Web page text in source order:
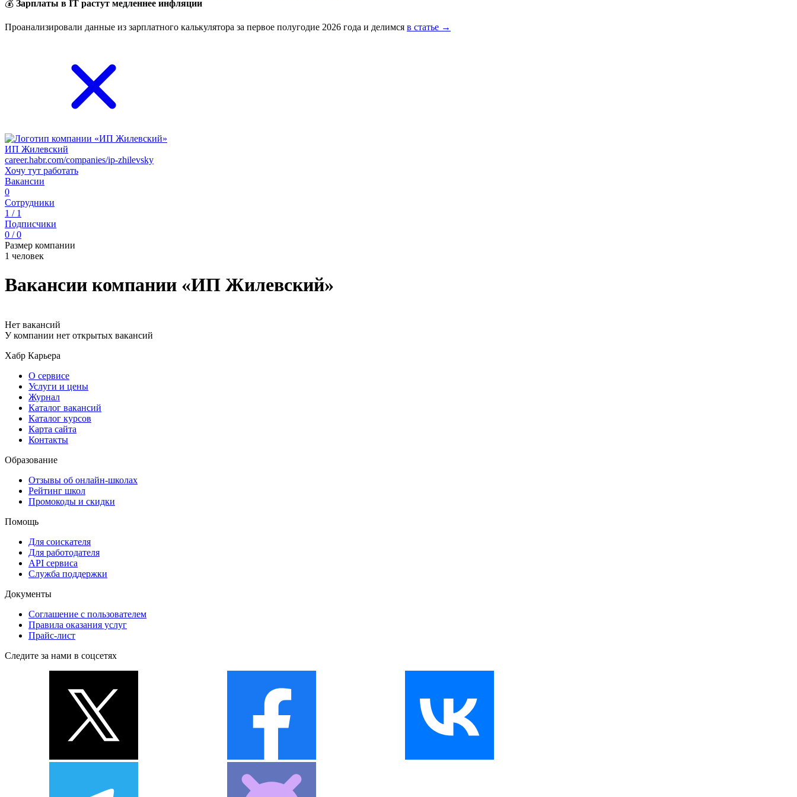
💰 Зарплаты в IT растут медленнее инфляции
Проанализировали данные из зарплатного калькулятора за первое полугодие 2026 года и делимся в статье →
ИП Жилевский
career.habr.com/companies/ip-zhilevsky
Хочу тут работать
Вакансии
0
Сотрудники
1 / 1
Подписчики
0 / 0
Размер компании
1 человек
Вакансии компании «ИП Жилевский»
Нет вакансий
У компании нет открытых вакансий
Хабр Карьера
О сервисе
Услуги и цены
Журнал
Каталог вакансий
Каталог курсов
Карта сайта
Контакты
Образование
Отзывы об онлайн-школах
Рейтинг школ
Промокоды и скидки
Помощь
Для соискателя
Для работодателя
API сервиса
Служба поддержки
Документы
Соглашение с пользователем
Правила оказания услуг
Прайс-лист
Следите за нами в соцсетях